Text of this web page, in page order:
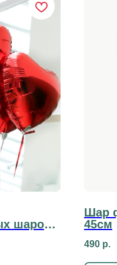
шаров
Шар
45см
490 р.